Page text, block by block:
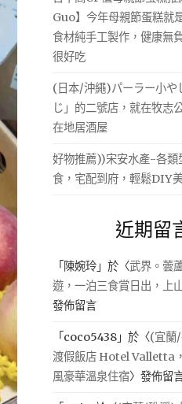
Guo】今年母親節蛋糕就
食材純手工製作，健康無
很好吃
(日本/沖繩)パーラー小や
じ」的二號店，就在牧志
在地居酒屋
好物推薦))宋安水產-各類
食，宅配到府，輕鬆DIY
近期留
「 陳婉玲 」於〈武界。蕓
遊，一泊三食賞日出，上
發佈留言
「 coco5438 」於〈(宜蘭
渡假飯店 Hotel Valletta
風豪華溫泉住宿〉發佈留